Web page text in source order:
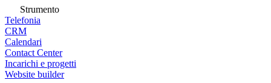
Strumento
Telefonia
CRM
Calendari
Contact Center
Incarichi e progetti
Website builder